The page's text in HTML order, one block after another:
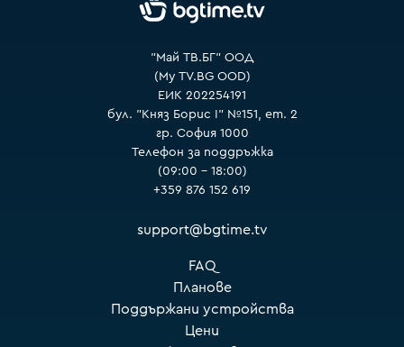
"Май ТВ.БГ" ООД
(My TV.BG OOD)
ЕИК 202254191
бул. "Княз Борис I" №151, ет. 2
гр. София 1000
Телефон за поддръжка
(09:00 – 18:00)
+359 876 152 619
support@bgtime.tv
FAQ
Планове
Поддържани устройства
Цени